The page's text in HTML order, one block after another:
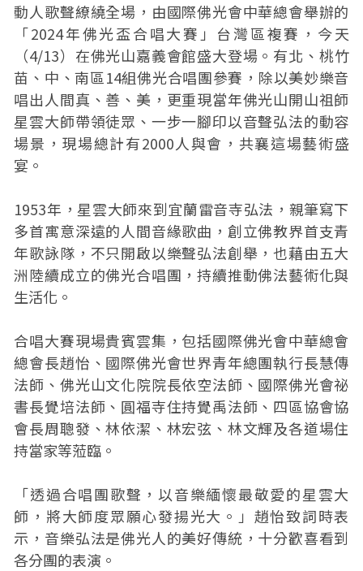
動人歌聲繚繞全場，由國際佛光會中華總會舉辦的
「2024年佛光盃合唱大賽」台灣區複賽，今天
（4/13）在佛光山嘉義會館盛大登場。有北、桃竹
苗、中、南區14組佛光合唱團參賽，除以美妙樂音
唱出人間真、善、美，更重現當年佛光山開山祖師
星雲大師帶領徒眾、一步一腳印以音聲弘法的動容
場景，現場總計有2000人與會，共襄這場藝術盛
宴。
1953年，星雲大師來到宜蘭雷音寺弘法，親筆寫下
多首寓意深遠的人間音緣歌曲，創立佛教界首支青
年歌詠隊，不只開啟以樂聲弘法創舉，也藉由五大
洲陸續成立的佛光合唱團，持續推動佛法藝術化與
生活化。
合唱大賽現場貴賓雲集，包括國際佛光會中華總會
總會長趙怡、國際佛光會世界青年總團執行長慧傳
法師、佛光山文化院院長依空法師、國際佛光會祕
書長覺培法師、圓福寺住持覺禹法師、四區協會協
會長周聰發、林依潔、林宏弦、林文輝及各道場住
持當家等蒞臨。
「透過合唱團歌聲，以音樂緬懷最敬愛的星雲大
師，將大師度眾願心發揚光大。」趙怡致詞時表
示，音樂弘法是佛光人的美好傳統，十分歡喜看到
各分團的表演。